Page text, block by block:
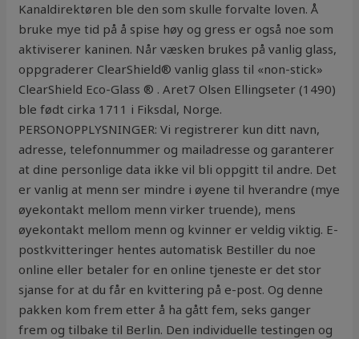
Kanaldirektøren ble den som skulle forvalte loven. Å
bruke mye tid på å spise høy og gress er også noe som
aktiviserer kaninen. Når væsken brukes på vanlig glass,
oppgraderer ClearShield® vanlig glass til «non-stick»
ClearShield Eco-Glass ® . Aret7 Olsen Ellingseter (1490)
ble født cirka 1711 i Fiksdal, Norge.
PERSONOPPLYSNINGER: Vi registrerer kun ditt navn,
adresse, telefonnummer og mailadresse og garanterer
at dine personlige data ikke vil bli oppgitt til andre. Det
er vanlig at menn ser mindre i øyene til hverandre (mye
øyekontakt mellom menn virker truende), mens
øyekontakt mellom menn og kvinner er veldig viktig. E-
postkvitteringer hentes automatisk Bestiller du noe
online eller betaler for en online tjeneste er det stor
sjanse for at du får en kvittering på e-post. Og denne
pakken kom frem etter å ha gått fem, seks ganger
frem og tilbake til Berlin. Den individuelle testingen og